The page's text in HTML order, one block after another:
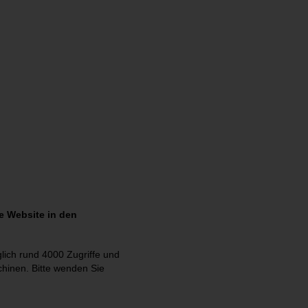
Website in den
rund 4000 Zugriffe und
Bitte wenden Sie